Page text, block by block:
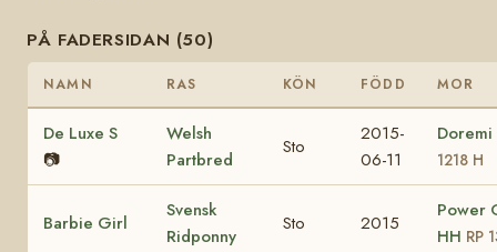
PÅ FADERSIDAN (50)
NAMN RAS KÖN FÖDD MOR
De Luxe S
📷
Welsh
Partbred
Sto
2015-
06-11
Doremi
1218 H
Barbie Girl
Svensk
Ridponny
Sto 2015
Power
HH RP